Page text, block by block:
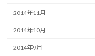
2014年11月
2014年10月
2014年9月